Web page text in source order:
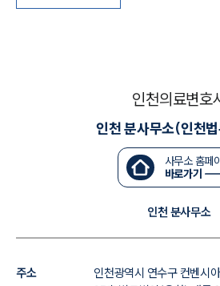
인천의료변호
인천 분사무소(인천
사무소 홈페
바로가기
인천 분사무소
주소
인천광역시 연수구 컨벤시